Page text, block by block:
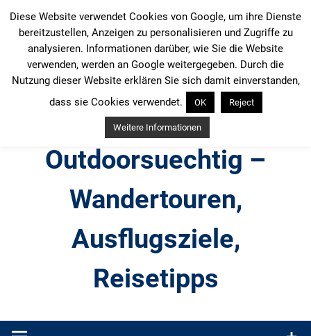
Inhalt
springen
Outdoorsuechtig –
Wandertouren,
Ausflugsziele,
Reisetipps
Produkttests und Buchrezensionen. Ein Blog für alle, die gern
Diese Website verwendet Cookies von Google, um ihre Dienste
bereitzustellen, Anzeigen zu personalisieren und Zugriffe zu
analysieren. Informationen darüber, wie Sie die Website
verwenden, werden an Google weitergegeben. Durch die
Nutzung dieser Website erklären Sie sich damit einverstanden,
dass sie Cookies verwendet.
OK Reject
Weitere Informationen